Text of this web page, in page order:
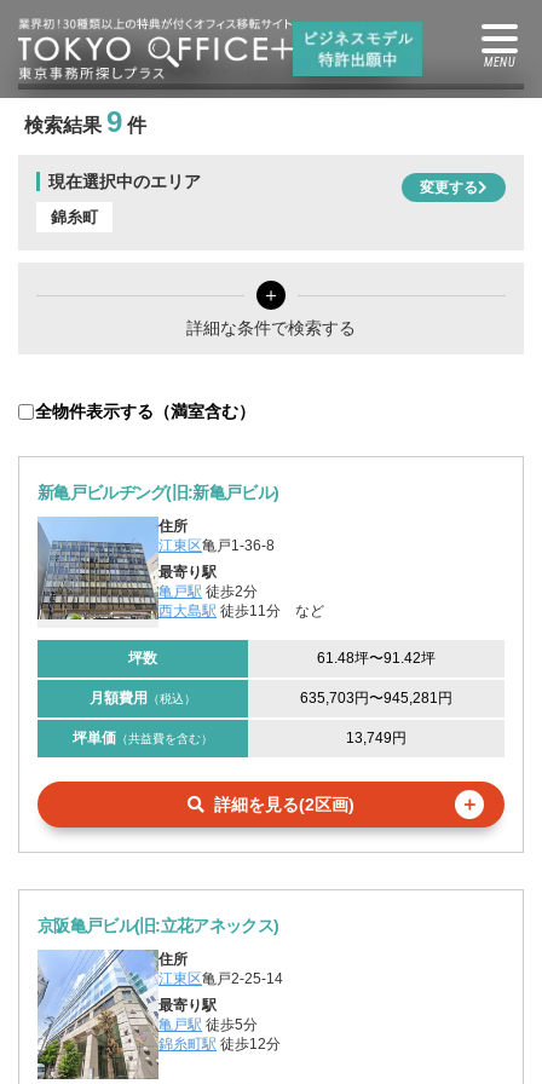
錦糸町駅の賃貸オフィス・賃貸事務所
検索結果 9 件
現在選択中のエリア
錦糸町
変更する
＋
詳細な条件で検索する
全物件表示する（満室含む）
新亀戸ビルヂング(旧:新亀戸ビル)
住所
江東区亀戸1-36-8
最寄り駅
亀戸駅 徒歩2分
西大島駅 徒歩11分 など
坪数 61.48坪〜91.42坪
月額費用 （税込） 635,703円〜945,281円
坪単価 （共益費を含む） 13,749円
詳細を見る(2区画) ＋
京阪亀戸ビル(旧:立花アネックス)
住所
江東区亀戸2-25-14
最寄り駅
亀戸駅 徒歩5分
錦糸町駅 徒歩12分